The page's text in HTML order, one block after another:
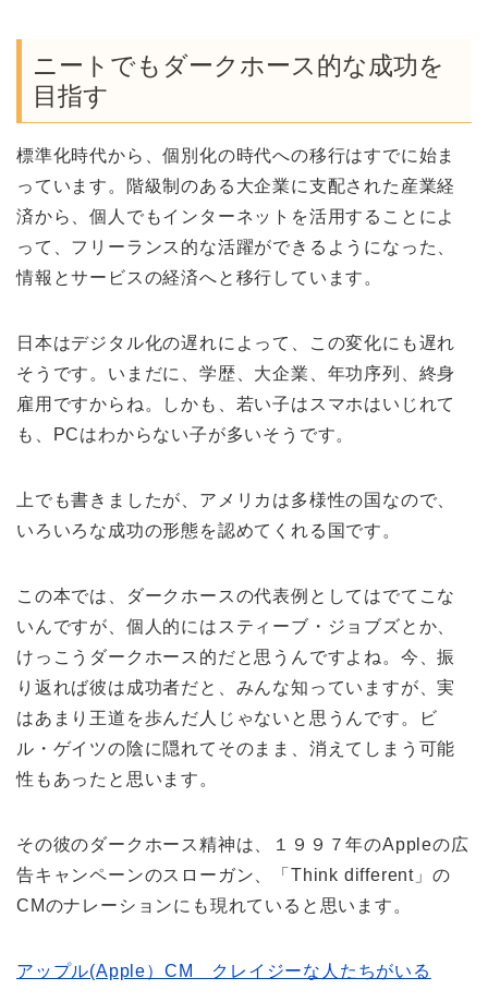
ニートでもダークホース的な成功を
目指す
標準化時代から、個別化の時代への移行はすでに始ま
っています。階級制のある大企業に支配された産業経
済から、個人でもインターネットを活用することによ
って、フリーランス的な活躍ができるようになった、
情報とサービスの経済へと移行しています。
日本はデジタル化の遅れによって、この変化にも遅れ
そうです。いまだに、学歴、大企業、年功序列、終身
雇用ですからね。しかも、若い子はスマホはいじれて
も、PCはわからない子が多いそうです。
上でも書きましたが、アメリカは多様性の国なので、
いろいろな成功の形態を認めてくれる国です。
この本では、ダークホースの代表例としてはでてこな
いんですが、個人的にはスティーブ・ジョブズとか、
けっこうダークホース的だと思うんですよね。今、振
り返れば彼は成功者だと、みんな知っていますが、実
はあまり王道を歩んだ人じゃないと思うんです。ビ
ル・ゲイツの陰に隠れてそのまま、消えてしまう可能
性もあったと思います。
その彼のダークホース精神は、１９９７年のAppleの広
告キャンペーンのスローガン、「Think different」の
CMのナレーションにも現れていると思います。
アップル(Apple）CM クレイジーな人たちがいる